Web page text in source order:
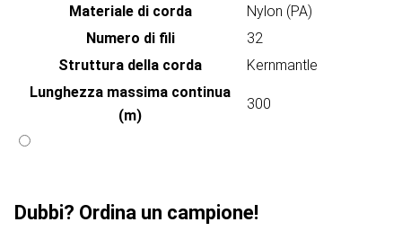
Materiale di corda
Nylon (PA)
Numero di fili
32
Struttura della corda
Kernmantle
Lunghezza massima continua
(m)
300
Dubbi? Ordina un campione!